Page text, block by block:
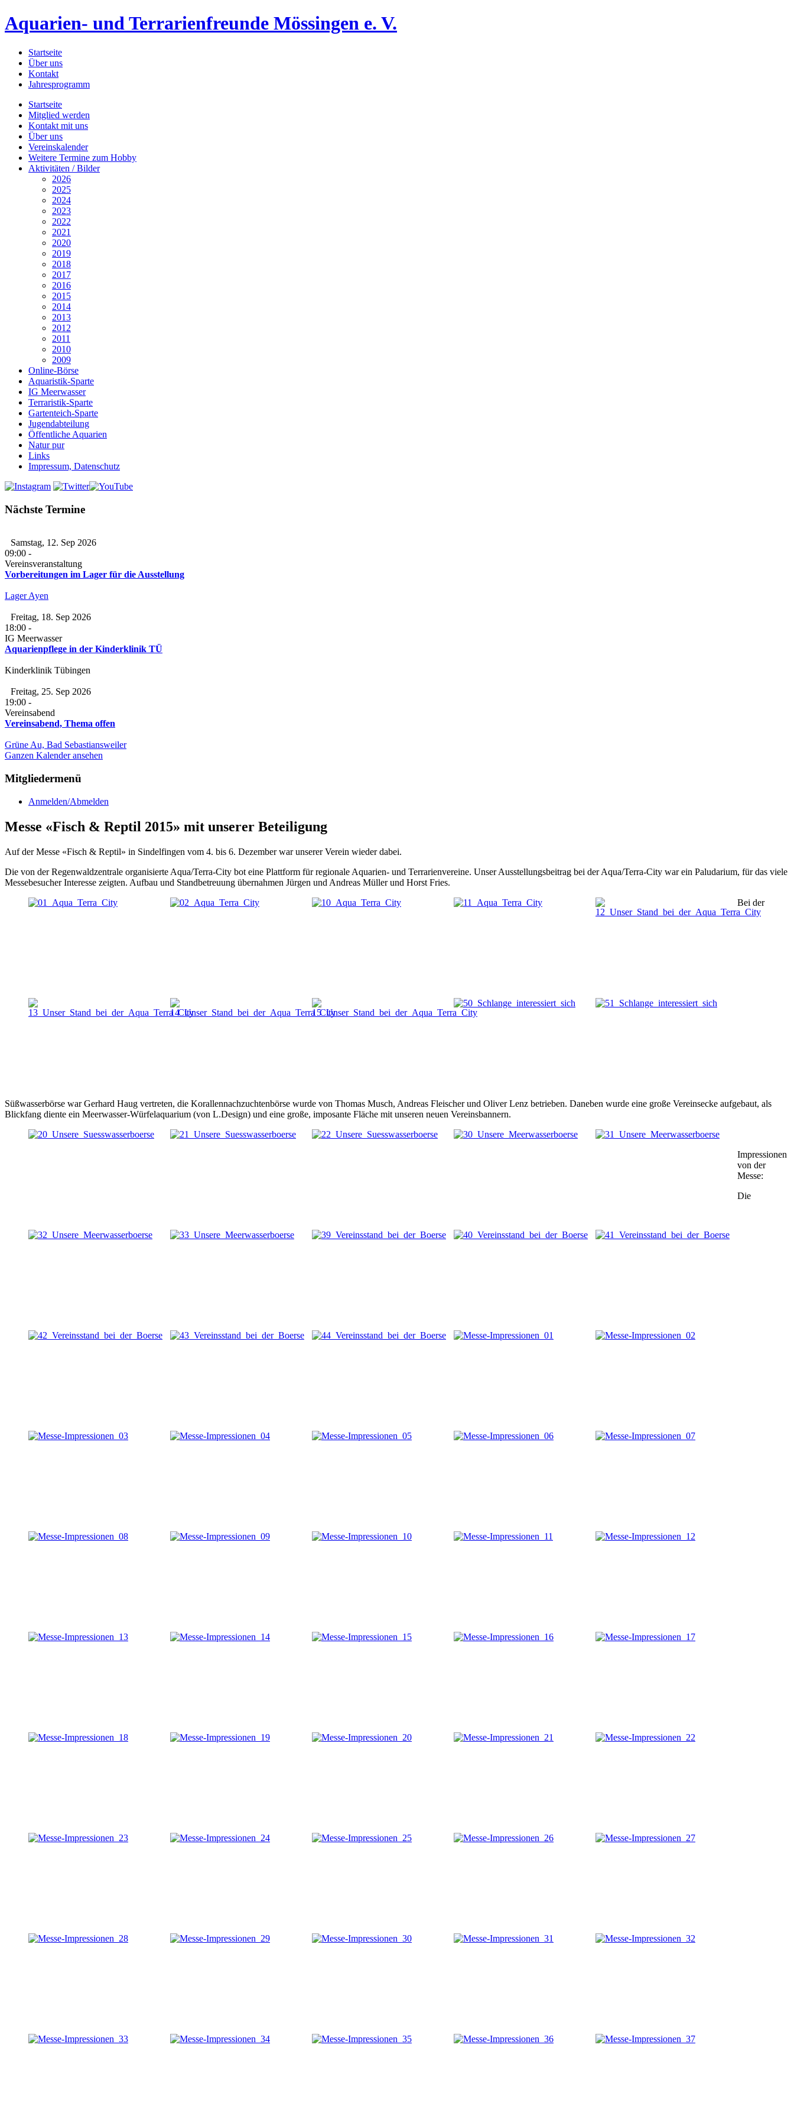
Aquarien- und Terrarienfreunde Mössingen e. V.
Startseite
Über uns
Kontakt
Jahresprogramm
Startseite
Mitglied werden
Kontakt mit uns
Über uns
Vereinskalender
Weitere Termine zum Hobby
Aktivitäten / Bilder
2026
2025
2024
2023
2022
2021
2020
2019
2018
2017
2016
2015
2014
2013
2012
2011
2010
2009
Online-Börse
Aquaristik-Sparte
IG Meerwasser
Terraristik-Sparte
Gartenteich-Sparte
Jugendabteilung
Öffentliche Aquarien
Natur pur
Links
Impressum, Datenschutz
Nächste Termine
Samstag, 12. Sep 2026
09:00 -
Vereinsveranstaltung
Vorbereitungen im Lager für die Ausstellung
Lager Ayen
Freitag, 18. Sep 2026
18:00 -
IG Meerwasser
Aquarienpflege in der Kinderklinik TÜ
Kinderklinik Tübingen
Freitag, 25. Sep 2026
19:00 -
Vereinsabend
Vereinsabend, Thema offen
Grüne Au, Bad Sebastiansweiler
Ganzen Kalender ansehen
Mitgliedermenü
Anmelden/Abmelden
Messe «Fisch & Reptil 2015» mit unserer Beteiligung
Auf der Messe «Fisch & Reptil» in Sindelfingen vom 4. bis 6. Dezember war unserer Verein wieder dabei.
Die von der Regenwaldzentrale organisierte Aqua/Terra-City bot eine Plattform für regionale Aquarien- und Terrarienvereine. Unser Ausstellungsbeitrag bei der Aqua/Terra-City war ein Paludarium, für das viele
Messebesucher Interesse zeigten. Aufbau und Standbetreuung übernahmen Jürgen und Andreas Müller und Horst Fries.
Bei der
Süßwasserbörse war Gerhard Haug vertreten, die Korallennachzuchtenbörse wurde von Thomas Musch, Andreas Fleischer und Oliver Lenz betrieben. Daneben wurde eine große Vereinsecke aufgebaut, als
Blickfang diente ein Meerwasser-Würfelaquarium (von L.Design) und eine große, imposante Fläche mit unseren neuen Vereinsbannern.
Impressionen
von der
Messe:
Die